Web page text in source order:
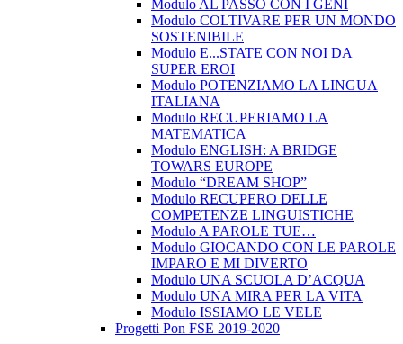
Modulo AL PASSO CON I GENI
Modulo COLTIVARE PER UN MONDO
SOSTENIBILE
Modulo E...STATE CON NOI DA
SUPER EROI
Modulo POTENZIAMO LA LINGUA
ITALIANA
Modulo RECUPERIAMO LA
MATEMATICA
Modulo ENGLISH: A BRIDGE
TOWARS EUROPE
Modulo “DREAM SHOP”
Modulo RECUPERO DELLE
COMPETENZE LINGUISTICHE
Modulo A PAROLE TUE…
Modulo GIOCANDO CON LE PAROLE
IMPARO E MI DIVERTO
Modulo UNA SCUOLA D’ACQUA
Modulo UNA MIRA PER LA VITA
Modulo ISSIAMO LE VELE
Progetti Pon FSE 2019-2020